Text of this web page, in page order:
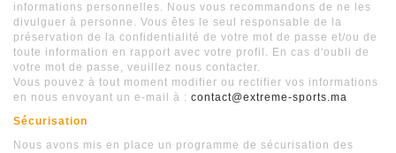
informations personnelles. Nous vous recommandons de ne les
divulguer à personne. Vous êtes le seul responsable de la
préservation de la confidentialité de votre mot de passe et/ou de
toute information en rapport avec votre profil. En cas d'oubli de
votre mot de passe, veuillez nous contacter.
Vous pouvez à tout moment modifier ou rectifier vos informations
en nous envoyant un e-mail à : contact@extreme-sports.ma
Sécurisation
Nous avons mis en place un programme de sécurisation des